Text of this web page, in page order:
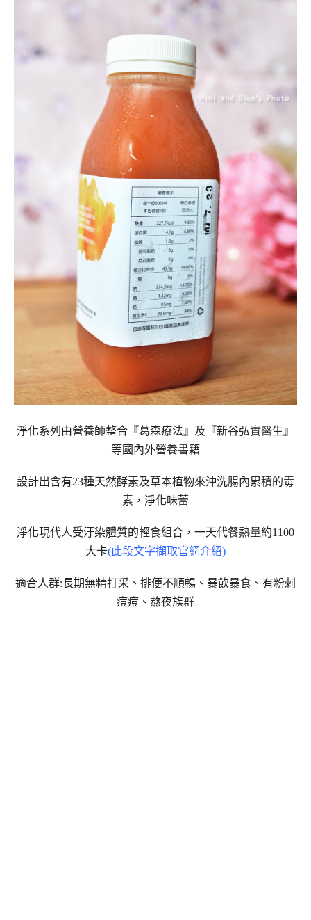
淨化系列由營養師整合『葛森療法』及『新谷弘實醫生』
等國內外營養書籍
設計出含有23種天然酵素及草本植物來沖洗腸內累積的毒
素，淨化味蕾
淨化現代人受汙染體質的輕食組合，一天代餐熱量約1100
大卡(此段文字擷取官網介紹)
適合人群:長期無精打采、排便不順暢、暴飲暴食、有粉刺
痘痘、熬夜族群